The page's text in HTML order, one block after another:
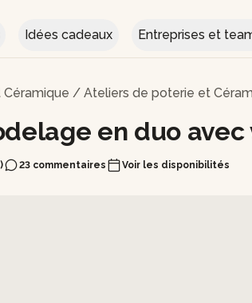
Idées cadeaux Entreprises et
/ Ateliers de poterie et
en duo
23 commentaires Voir les disponibilités